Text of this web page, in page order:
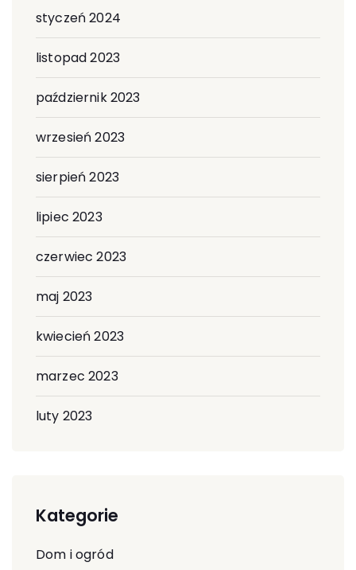
styczeń 2024
listopad 2023
październik 2023
wrzesień 2023
sierpień 2023
lipiec 2023
czerwiec 2023
maj 2023
kwiecień 2023
marzec 2023
luty 2023
Kategorie
Dom i ogród